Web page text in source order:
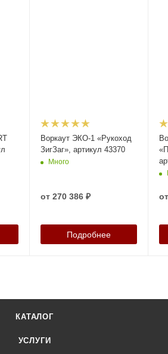
Воркаут ЭКО-1 «Рукоход
ЗигЗаг», артикул 43370
Много
от 270 386 ₽
Подробнее
КАТАЛОГ
УСЛУГИ